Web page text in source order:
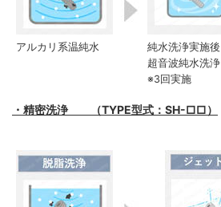
アルカリ系温純水
純水洗浄実施後
超音波純水洗浄
※3回実施
・精密洗浄 （TYPE型式：SH-□□）